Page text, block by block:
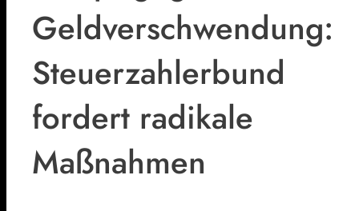
Geldverschwendung:
Steuerzahlerbund
fordert radikale
Maßnahmen